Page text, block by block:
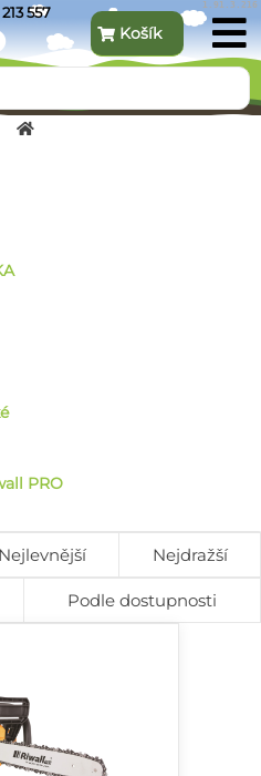
557
Košík
1.91.3.216
PRO
Nejlevnější Nejdražší
Podle dostupnosti